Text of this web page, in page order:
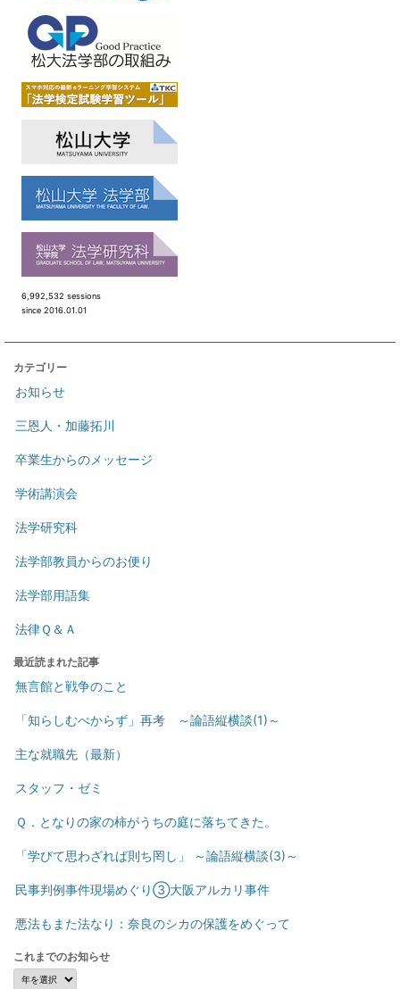
6,992,532 sessions
since 2016.01.01
カテゴリー
お知らせ
三恩人・加藤拓川
卒業生からのメッセージ
学術講演会
法学研究科
法学部教員からのお便り
法学部用語集
法律Ｑ＆Ａ
最近読まれた記事
無言館と戦争のこと
「知らしむべからず」再考 ～論語縦横談(1)～
主な就職先（最新）
スタッフ・ゼミ
Ｑ．となりの家の柿がうちの庭に落ちてきた。
「学びて思わざれば則ち罔し」 ～論語縦横談(3)～
民事判例事件現場めぐり③大阪アルカリ事件
悪法もまた法なり：奈良のシカの保護をめぐって
これまでのお知らせ
こ